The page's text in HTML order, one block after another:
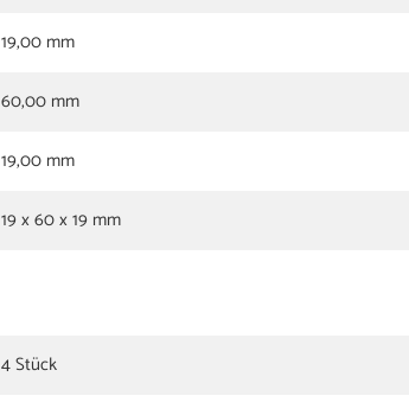
19,00 mm
60,00 mm
19,00 mm
19 x 60 x 19 mm
4 Stück